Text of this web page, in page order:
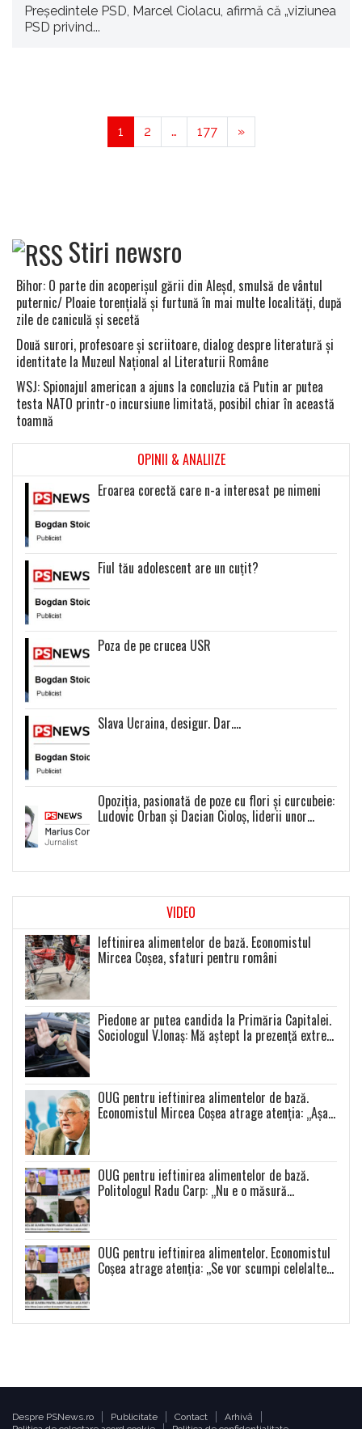
Preşedintele PSD, Marcel Ciolacu, afirmă că „viziunea
PSD privind...
1 2 … 177 »
Stiri newsro
Bihor: O parte din acoperişul gării din Aleşd, smulsă de vântul
puternic/ Ploaie torenţială şi furtună în mai multe localităţi, după
zile de caniculă şi secetă
Două surori, profesoare şi scriitoare, dialog despre literatură şi
identitate la Muzeul Naţional al Literaturii Române
WSJ: Spionajul american a ajuns la concluzia că Putin ar putea
testa NATO printr-o incursiune limitată, posibil chiar în această
toamnă
OPINII & ANALIIZE
Eroarea corectă care n-a interesat pe nimeni
Fiul tău adolescent are un cuțit?
Poza de pe crucea USR
Slava Ucraina, desigur. Dar….
Opoziția, pasionată de poze cu flori și curcubeie:
Ludovic Orban și Dacian Cioloș, liderii unor
VIDEO
Ieftinirea alimentelor de bază. Economistul
Mircea Coșea, sfaturi pentru români
Piedone ar putea candida la Primăria Capitalei.
Sociologul V.Ionaș: Mă aștept la prezență extrem
OUG pentru ieftinirea alimentelor de bază.
Economistul Mircea Coșea atrage atenția: „Așa
OUG pentru ieftinirea alimentelor de bază.
Politologul Radu Carp: „Nu e o măsură
OUG pentru ieftinirea alimentelor. Economistul
Coșea atrage atenția: ,,Se vor scumpi celelalte
Despre PSNews.ro Publicitate Contact
Arhivă